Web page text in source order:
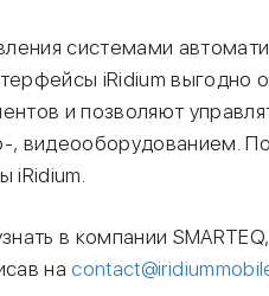
системами
iRidium выгодно
и позволяют
, видеооборудованием.
iRidium.
в компании
на